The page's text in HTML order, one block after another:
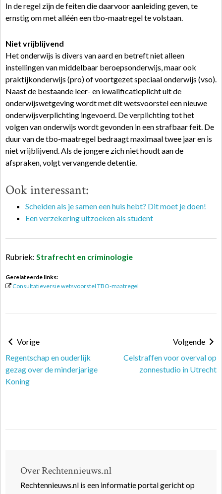
In de regel zijn de feiten die daarvoor aanleiding geven, te
ernstig om met alléén een tbo-maatregel te volstaan.
Niet vrijblijvend
Het onderwijs is divers van aard en betreft niet alleen
instellingen van middelbaar beroepsonderwijs, maar ook
praktijkonderwijs (pro) of voortgezet speciaal onderwijs (vso).
Naast de bestaande leer- en kwalificatieplicht uit de
onderwijswetgeving wordt met dit wetsvoorstel een nieuwe
onderwijsverplichting ingevoerd. De verplichting tot het
volgen van onderwijs wordt gevonden in een strafbaar feit. De
duur van de tbo-maatregel bedraagt maximaal twee jaar en is
niet vrijblijvend. Als de jongere zich niet houdt aan de
afspraken, volgt vervangende detentie.
Ook interessant:
Scheiden als je samen een huis hebt? Dit moet je doen!
Een verzekering uitzoeken als student
Rubriek: Strafrecht en criminologie
Gerelateerde links:
Consultatieversie wetsvoorstel TBO-maatregel
Vorige
Regentschap en ouderlijk
gezag over de minderjarige
Koning
Volgende
Celstraffen voor overval op
zonnestudio in Utrecht
Over Rechtennieuws.nl
Rechtennieuws.nl is een informatie portal gericht op